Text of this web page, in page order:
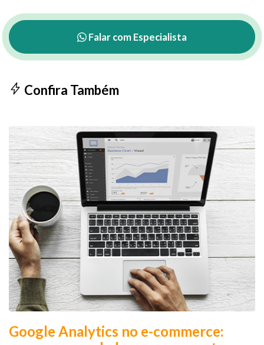
Falar com Especialista
Confira Também
Google Analytics no e-commerce: